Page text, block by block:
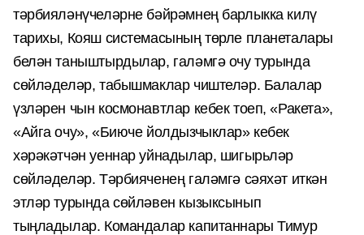
тәрбияләнүчеләрне бәйрәмнең барлыкка килү
тарихы, Кояш системасының төрле планеталары
белән таныштырдылар, галәмгә очу турында
сөйләделәр, табышмаклар чиштеләр. Балалар
үзләрен чын космонавтлар кебек тоеп, «Ракета»,
«Айга очу», «Биюче йолдызчыклар» кебек
хәрәкәтчән уеннар уйнадылар, шигырьләр
сөйләделәр. Тәрбияченең галәмгә сәяхәт иткән
этләр турында сөйләвен кызыксынып
тыңладылар. Командалар капитаннары Тимур